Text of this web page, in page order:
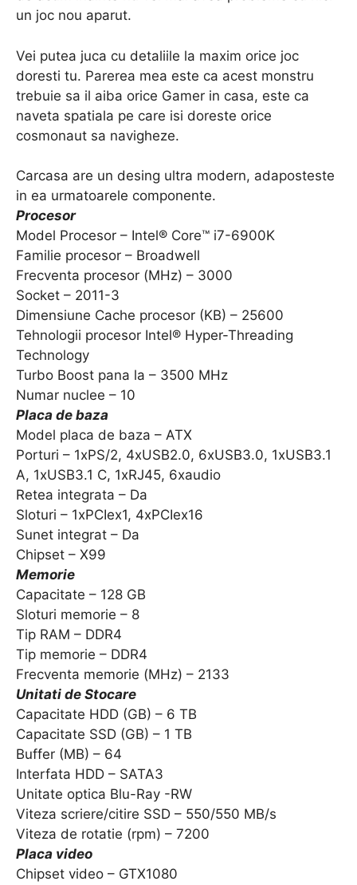
un joc nou aparut.
Vei putea juca cu detaliile la maxim orice joc
doresti tu. Parerea mea este ca acest monstru
trebuie sa il aiba orice Gamer in casa, este ca
naveta spatiala pe care isi doreste orice
cosmonaut sa navigheze.
Carcasa are un desing ultra modern, adaposteste
in ea urmatoarele componente.
Procesor
Model Procesor – Intel® Core™ i7-6900K
Familie procesor – Broadwell
Frecventa procesor (MHz) – 3000
Socket – 2011-3
Dimensiune Cache procesor (KB) – 25600
Tehnologii procesor Intel® Hyper-Threading
Technology
Turbo Boost pana la – 3500 MHz
Numar nuclee – 10
Placa de baza
Model placa de baza – ATX
Porturi – 1xPS/2, 4xUSB2.0, 6xUSB3.0, 1xUSB3.1
A, 1xUSB3.1 C, 1xRJ45, 6xaudio
Retea integrata – Da
Sloturi – 1xPCIex1, 4xPCIex16
Sunet integrat – Da
Chipset – X99
Memorie
Capacitate – 128 GB
Sloturi memorie – 8
Tip RAM – DDR4
Tip memorie – DDR4
Frecventa memorie (MHz) – 2133
Unitati de Stocare
Capacitate HDD (GB) – 6 TB
Capacitate SSD (GB) – 1 TB
Buffer (MB) – 64
Interfata HDD – SATA3
Unitate optica Blu-Ray -RW
Viteza scriere/citire SSD – 550/550 MB/s
Viteza de rotatie (rpm) – 7200
Placa video
Chipset video – GTX1080